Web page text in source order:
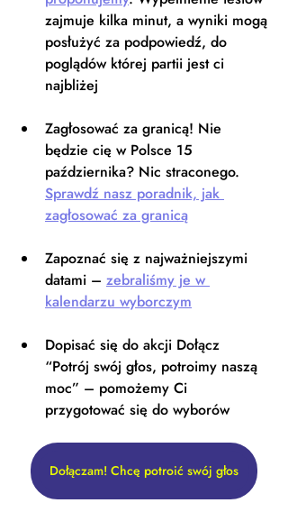
zajmuje kilka minut, a wyniki mogą
posłużyć za podpowiedź, do
poglądów której partii jest ci
najbliżej
Zagłosować za granicą! Nie
będzie cię w Polsce 15
października? Nic straconego.
Sprawdź nasz poradnik, jak
zagłosować za granicą
Zapoznać się z najważniejszymi
datami – zebraliśmy je w
kalendarzu wyborczym
Dopisać się do akcji Dołącz
“Potrój swój głos, potroimy naszą
moc” – pomożemy Ci
przygotować się do wyborów
Dołączam! Chcę potroić swój głos